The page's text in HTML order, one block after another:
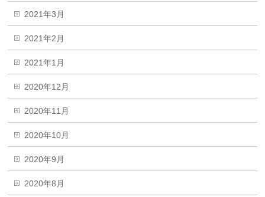
2021年3月
2021年2月
2021年1月
2020年12月
2020年11月
2020年10月
2020年9月
2020年8月